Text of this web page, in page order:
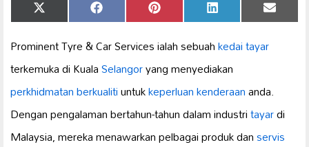
Share
on
X
(Twitter)
Share
on
Facebook Share
on
Pinterest Share
on
LinkedIn Share
on
Email
Prominent Tyre & Car Services ialah sebuahkedai tayar
terkemuka di KualaSelangoryang menyediakan
perkhidmatan berkualitiuntukkeperluan kenderaananda.
Dengan pengalaman bertahun-tahun dalam industritayardi
Malaysia, mereka menawarkan pelbagai produk danservis